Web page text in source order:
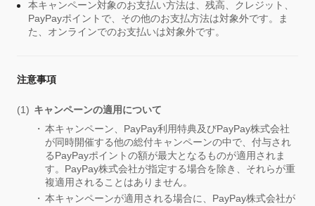
本キャンペーン対象のお支払い方法は、残高、クレジット、
PayPayポイントで、その他のお支払方法は対象外です。ま
た、オンラインでのお支払いは対象外です。
注意事項
キャンペーンの適用について
本キャンペーン、PayPay利用特典及びPayPay株式会社
が同時開催する他の総付キャンペーンの中で、付与され
るPayPayポイントの額が最大となるものが適用されま
す。PayPay株式会社が指定する場合を除き、それらが重
複適用されることはありません。
本キャンペーンが適用される場合に、PayPay株式会社が